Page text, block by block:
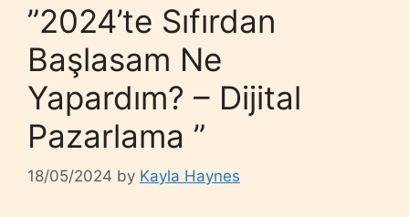
”2024’te Sıfırdan
Başlasam Ne
Yapardım? – Dijital
Pazarlama ”
18/05/2024 by Kayla Haynes